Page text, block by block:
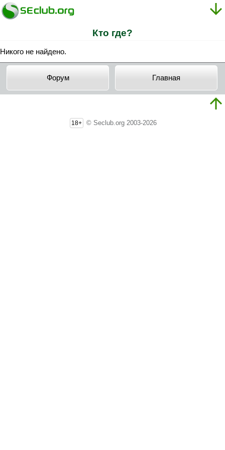
Кто где?
Никого не найдено.
Форум Главная
18+ © Seclub.org 2003-2026